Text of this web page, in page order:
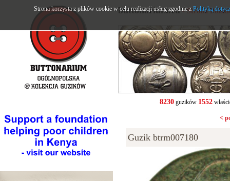
buttonarium.eu- Strona
8230guzików 1552
<
Guzik btrm007180
Strona korzysta z plików cookie w celu realizacji usług zgodnie zPolityką